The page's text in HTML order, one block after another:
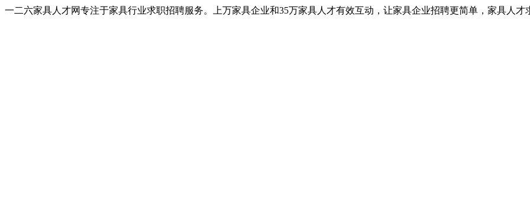
一二六家具人才网专注于家具行业求职招聘服务。上万家具企业和35万家具人才有效互动，让家具企业招聘更简单，家具人才